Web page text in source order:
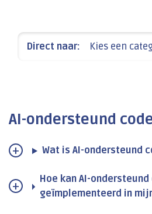
Direct naar: Kies een
AI-ondersteund
Wat is AI-ondersteund
Hoe kan AI-
geïmplementeerd in